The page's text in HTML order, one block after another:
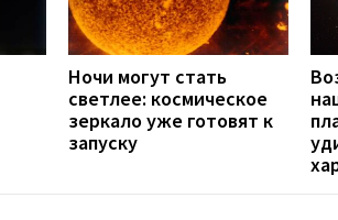
Ночи могут стать
светлее: космическое
зеркало уже готовят к
запуску